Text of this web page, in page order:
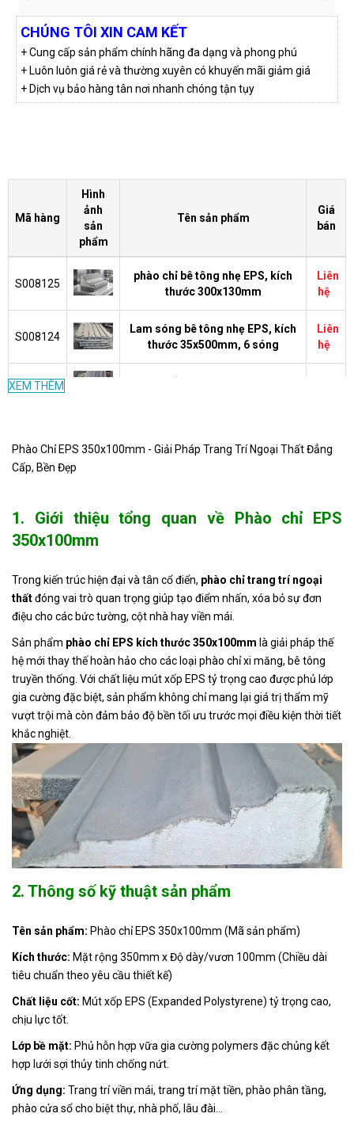
CHÚNG TÔI XIN CAM KẾT
+ Cung cấp sản phẩm chính hãng đa dạng và phong phú
+ Luôn luôn giá rẻ và thường xuyên có khuyến mãi giảm giá
+ Dịch vụ bảo hàng tân nơi nhanh chóng tận tụy
Mã hàng
Hình
ảnh
sản
phẩm
Tên sản phẩm
Giá
bán
S008125
phào chỉ bê tông nhẹ EPS, kích
thước 300x130mm
Liên
hệ
S008124
Lam sóng bê tông nhẹ EPS, kích
thước 35x500mm, 6 sóng
Liên
hệ
S008123
S008122
220x100mm – Trang Trí Mặt
hệ
cửa sổ 50x175mm
hệ
S008105 Phào chỉ EPS 150x100mm
Liên
S008100 Đầu cột vuông
hệ
XEM THÊM
Phào Chỉ EPS 350x100mm - Giải Pháp Trang Trí Ngoại Thất Đẳng
Cấp, Bền Đẹp
1. Giới thiệu tổng quan về Phào chỉ EPS
350x100mm
Trong kiến trúc hiện đại và tân cổ điển, phào chỉ trang trí ngoại
thấtđóng vai trò quan trọng giúp tạo điểm nhấn, xóa bỏ sự đơn
điệu cho các bức tường, cột nhà hay viền mái.
Sản phẩm phào chỉ EPS kích thước 350x100mm là giải pháp thế
hệ mới thay thế hoàn hảo cho các loại phào chỉ xi măng, bê tông
truyền thống. Với chất liệu mút xốp EPS tỷ trọng cao được phủ lớp
gia cường đặc biệt, sản phẩm không chỉ mang lại giá trị thẩm mỹ
vượt trội mà còn đảm bảo độ bền tối ưu trước mọi điều kiện thời tiết
khắc nghiệt.
2. Thông số kỹ thuật sản phẩm
Tên sản phẩm: Phào chỉ EPS 350x100mm (Mã sản phẩm)
Kích thước: Mặt rộng 350mm x Độ dày/vươn 100mm (Chiều dài
tiêu chuẩn theo yêu cầu thiết kế)
Chất liệu cốt: Mút xốp EPS (Expanded Polystyrene) tỷ trọng cao,
chịu lực tốt.
Lớp bề mặt: Phủ hỗn hợp vữa gia cường polymers đặc chủng kết
hợp lưới sợi thủy tinh chống nứt.
Ứng dụng: Trang trí viền mái, trang trí mặt tiền, phào phân tầng,
phào cửa sổ cho biệt thự, nhà phố, lâu đài...